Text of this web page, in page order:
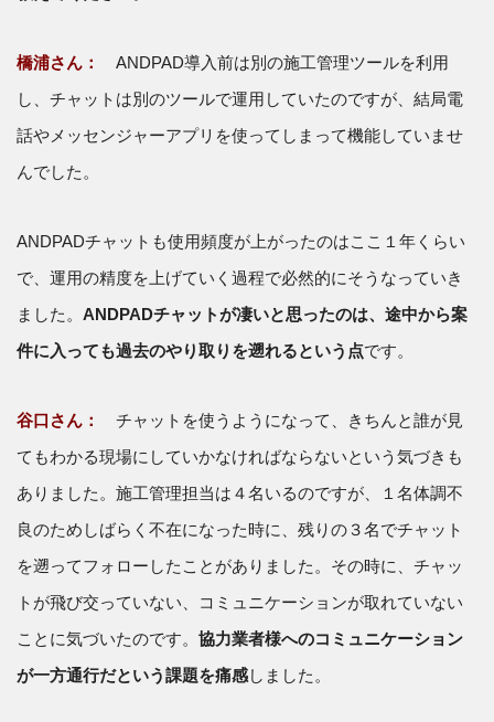
橋浦さん： ANDPAD導入前は別の施工管理ツールを利用
し、チャットは別のツールで運用していたのですが、結局電
話やメッセンジャーアプリを使ってしまって機能していませ
んでした。
ANDPADチャットも使用頻度が上がったのはここ１年くらい
で、運用の精度を上げていく過程で必然的にそうなっていき
ました。 ANDPADチャットが凄いと思ったのは、途中から案
件に入っても過去のやり取りを遡れるという点です。
谷口さん： チャットを使うようになって、きちんと誰が見
てもわかる現場にしていかなければならないという気づきも
ありました。施工管理担当は４名いるのですが、１名体調不
良のためしばらく不在になった時に、残りの３名でチャット
を遡ってフォローしたことがありました。その時に、チャッ
トが飛び交っていない、コミュニケーションが取れていない
ことに気づいたのです。 協力業者様へのコミュニケーション
が一方通行だという課題を痛感しました。